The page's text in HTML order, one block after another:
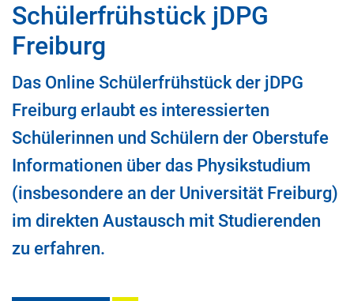
Schülerfrühstück jDPG
Freiburg
Das Online Schülerfrühstück der jDPG
Freiburg erlaubt es interessierten
Schülerinnen und Schülern der Oberstufe
Informationen über das Physikstudium
(insbesondere an der Universität Freiburg)
im direkten Austausch mit Studierenden
zu erfahren.